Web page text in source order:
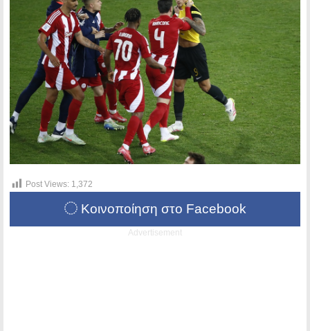
Post Views: 1,372
Κοινοποίηση στο Facebook
Advertisement